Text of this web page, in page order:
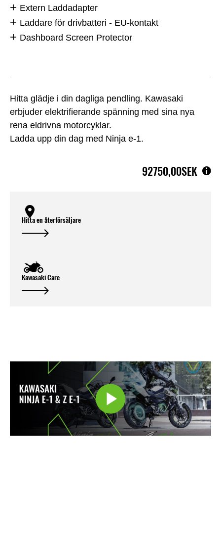
Hitta glädje i din dagliga pendling. Kawasaki
erbjuder elektrifierande spänning med sina nya
rena eldrivna motorcyklar.
Ladda upp din dag med Ninja e-1.
92750,00SEK
Extern Laddadapter
Laddare för drivbatteri - EU-kontakt
Dashboard Screen Protector
Hitta en återförsäljare
Kawasaki Care